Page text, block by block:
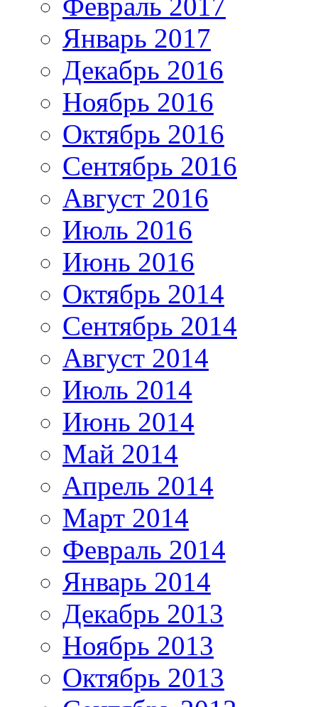
Январь 2017
Декабрь 2016
Ноябрь 2016
Октябрь 2016
Сентябрь 2016
Август 2016
Июль 2016
Июнь 2016
Октябрь 2014
Сентябрь 2014
Август 2014
Июль 2014
Июнь 2014
Май 2014
Апрель 2014
Март 2014
Февраль 2014
Январь 2014
Декабрь 2013
Ноябрь 2013
Октябрь 2013